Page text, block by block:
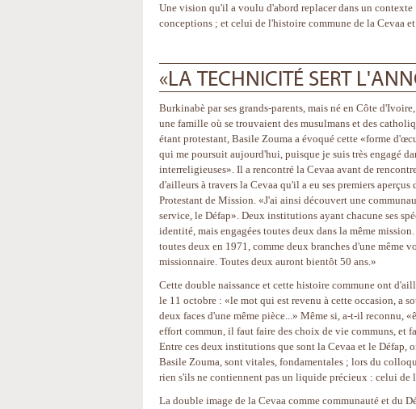
Une vision qu'il a voulu d'abord replacer dans un
conceptions ; et celui de l'histoire commune de la Cevaa
«LA TECHNICITÉ SERT
Burkinabè par ses grands-parents, mais né en Côte
une famille où se trouvaient des musulmans et des
étant protestant, Basile Zouma a évoqué cette «forme
qui me poursuit aujourd'hui, puisque je suis très engagé
interreligieuses». Il a rencontré la Cevaa avant de
d'ailleurs à travers la Cevaa qu'il a eu ses premiers aperçus
Protestant de Mission. «J'ai ainsi découvert une
service, le Défap». Deux institutions ayant chacune ses
identité, mais engagées toutes deux dans la même
toutes deux en 1971, comme deux branches d'une même
missionnaire. Toutes deux auront bientôt 50 ans.»
Cette double naissance et cette histoire commune ont
le 11 octobre : «le mot qui est revenu à cette occasion, a
deux faces d'une même pièce...» Même si, a-t-il reconnu,
effort commun, il faut faire des choix de vie communs, et
Entre ces deux institutions que sont la Cevaa et le Défap,
Basile Zouma, sont vitales, fondamentales ; lors du
rien s'ils ne contiennent pas un liquide précieux : celui
La double image de la Cevaa comme communauté et du